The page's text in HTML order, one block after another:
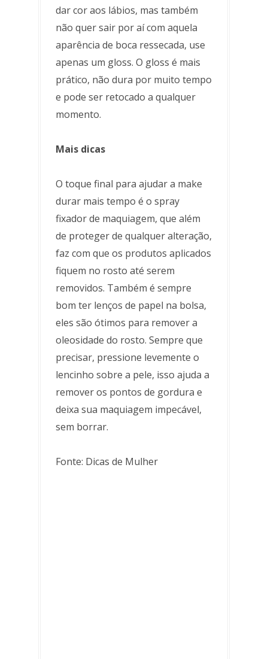
dar cor aos lábios, mas também
não quer sair por aí com aquela
aparência de boca ressecada, use
apenas um gloss. O gloss é mais
prático, não dura por muito tempo
e pode ser retocado a qualquer
momento.
Mais dicas
O toque final para ajudar a make
durar mais tempo é o spray
fixador de maquiagem, que além
de proteger de qualquer alteração,
faz com que os produtos aplicados
fiquem no rosto até serem
removidos. Também é sempre
bom ter lenços de papel na bolsa,
eles são ótimos para remover a
oleosidade do rosto. Sempre que
precisar, pressione levemente o
lencinho sobre a pele, isso ajuda a
remover os pontos de gordura e
deixa sua maquiagem impecável,
sem borrar.
Fonte: Dicas de Mulher